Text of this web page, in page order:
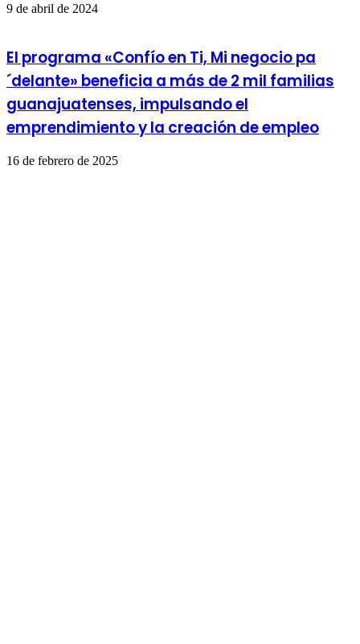
9 de abril de 2024
El programa «Confío en Ti, Mi negocio pa
´delante» beneficia a más de 2 mil familias
guanajuatenses, impulsando el
emprendimiento y la creación de empleo
16 de febrero de 2025